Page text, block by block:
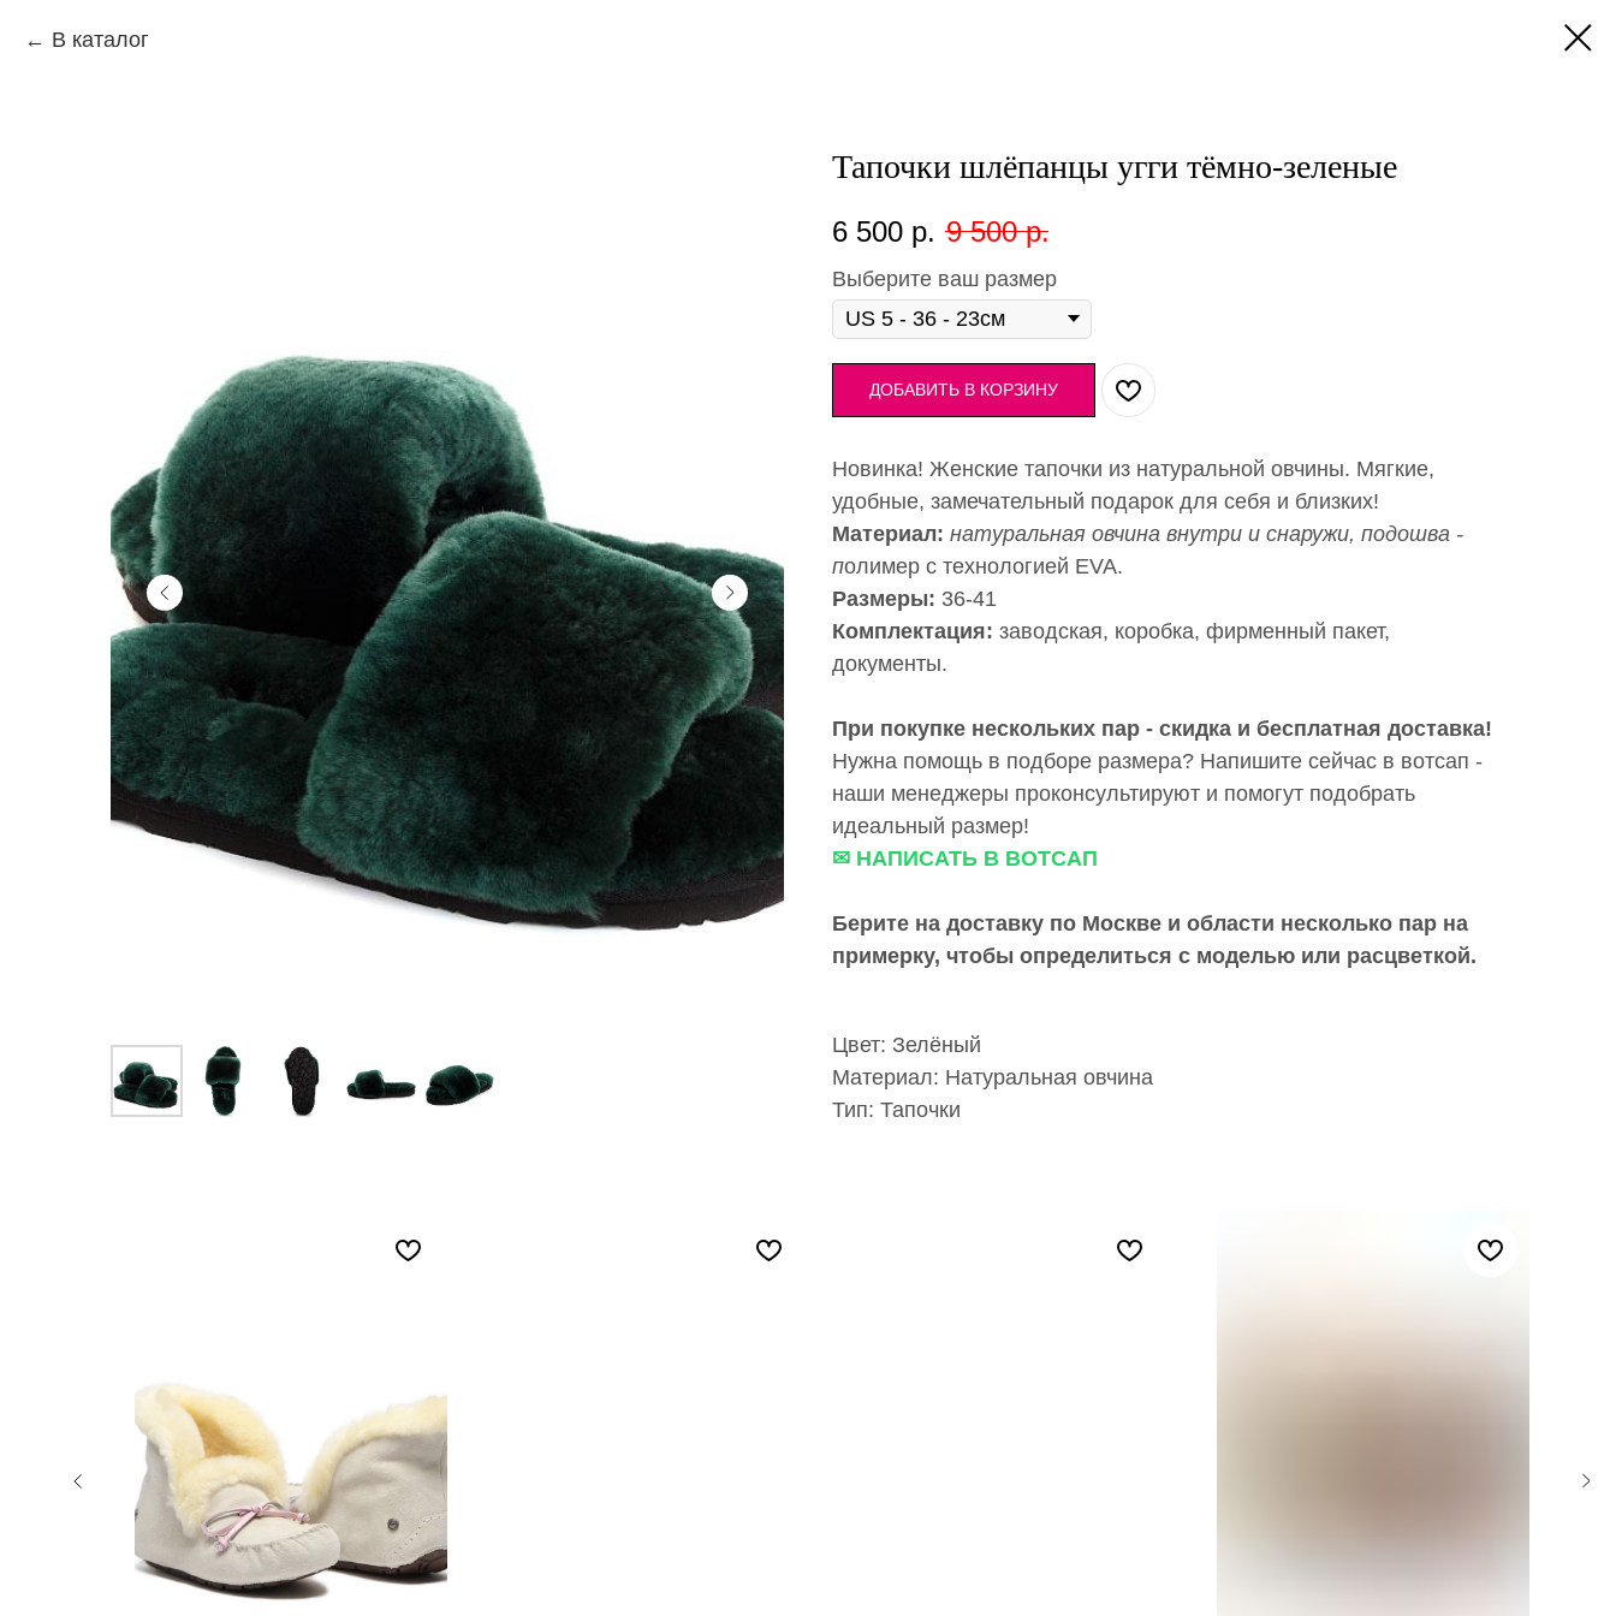
В каталог
Тапочки шлёпанцы угги тёмно-зеленые
6 500 р. 9 500 р.
Выберите ваш размер
ДОБАВИТЬ В КОРЗИНУ
Новинка! Женские тапочки из натуральной овчины. Мягкие,
удобные, замечательный подарок для себя и близких!
Материал: натуральная овчина внутри и снаружи, подошва -
полимер с технологией EVA.
Размеры: 36-41
Комплектация: заводская, коробка, фирменный пакет,
документы.
При покупке нескольких пар - скидка и бесплатная доставка!
Нужна помощь в подборе размера? Напишите сейчас в вотсап -
наши менеджеры проконсультируют и помогут подобрать
идеальный размер!
✉ НАПИСАТЬ В ВОТСАП
Берите на доставку по Москве и области несколько пар на
примерку, чтобы определиться с моделью или расцветкой.
Цвет: Зелёный
Материал: Натуральная овчина
Тип: Тапочки